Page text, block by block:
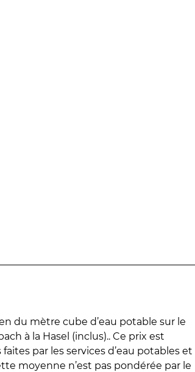
du mètre cube d’eau potable sur le
à la Hasel (inclus).. Ce prix est
par les services d’eau potables et
moyenne n’est pas pondérée par le